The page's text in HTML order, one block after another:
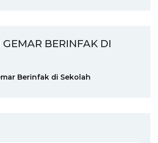
GEMAR BERINFAK DI